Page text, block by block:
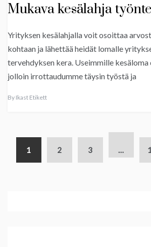
Mukava kesälahja
Yrityksen kesälahjalla voit osoittaa
kohtaan ja lähettää heidät lomalle
tervehdyksen kera. Useimmille kesäloma
jolloin irrottaudumme täysin työstä ja
By Ikast Etikett
1 2 3 …